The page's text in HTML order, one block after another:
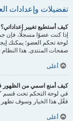
تفضيلات وإعدادات
كيف أستطيع تغيير إعداداتي؟
إذا كنت عضوًا مسجلًا، فإن
لوحة تحكم العضو؛ يمكنك
صفحات المنتدى. هذا النظام
أعلى
كيف أمنع اسمي من الظهور
في لوحة التحكم تحت قسم
فعَّل هذا الخيار وسوف
أعلى